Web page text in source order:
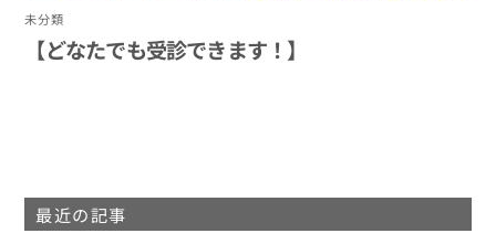
未分類
【どなたでも受診できます！】
最近の記事